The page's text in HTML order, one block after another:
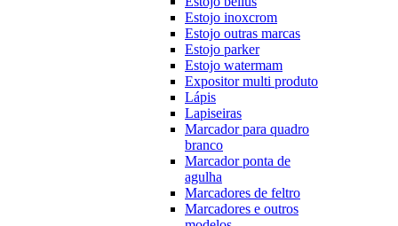
Estojo inoxcrom
Estojo outras marcas
Estojo parker
Estojo watermam
Expositor multi produto
Lápis
Lapiseiras
Marcador para quadro
branco
Marcador ponta de
agulha
Marcadores de feltro
Marcadores e outros